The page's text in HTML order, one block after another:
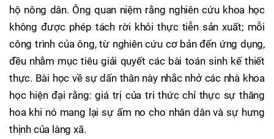
hộ nông dân. Ông quan niệm rằng nghiên cứu khoa học
không được phép tách rời khỏi thực tiễn sản xuất; mỗi
công trình của ông, từ nghiên cứu cơ bản đến ứng dụng,
đều nhằm mục tiêu giải quyết các bài toán sinh kế thiết
thực. Bài học về sự dấn thân này nhắc nhở các nhà khoa
học hiện đại rằng: giá trị của tri thức chỉ thực sự thăng
hoa khi nó mang lại sự ấm no cho nhân dân và sự hưng
thịnh của làng xã.